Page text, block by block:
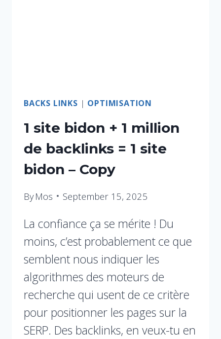
BACKS LINKS | OPTIMISATION
1 site bidon + 1 million
de backlinks = 1 site
bidon – Copy
By Mos September 15, 2025
La confiance ça se mérite ! Du
moins, c’est probablement ce que
semblent nous indiquer les
algorithmes des moteurs de
recherche qui usent de ce critère
pour positionner les pages sur la
SERP. Des backlinks, en veux-tu en